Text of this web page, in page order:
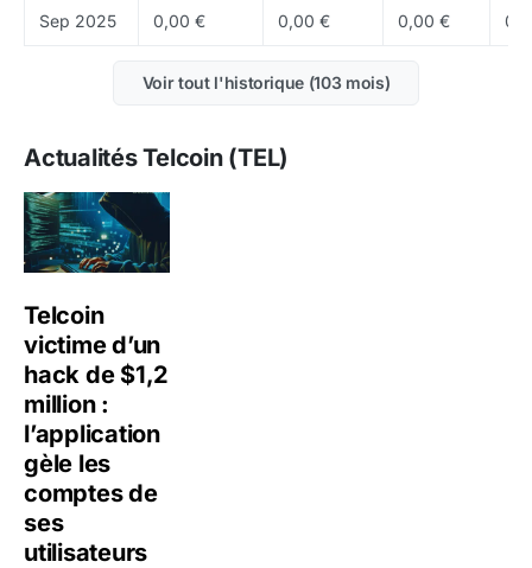
Sep 2025 0,00 € 0,00 € 0,00 €
Voir tout l'historique (103 mois)
Actualités Telcoin (TEL)
Telcoin
victime d’un
hack de $1,2
million :
l’application
gèle les
comptes de
ses
utilisateurs